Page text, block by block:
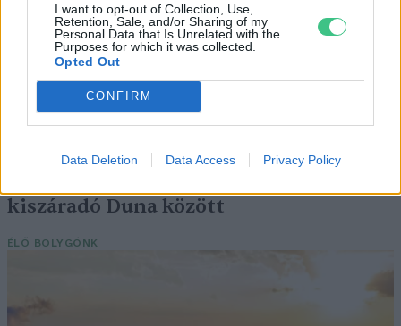
I want to opt-out of Collection, Use,
Retention, Sale, and/or Sharing of my
Personal Data that Is Unrelated with the
Purposes for which it was collected.
Opted Out
CONFIRM
Data Deletion Data Access Privacy Policy
Történelmi aszály sújtja Nagy-
Britanniát is
SZEMLE
Elképesztő felvétel mutatja meg,
kiszáradó Duna között
ÉLŐ BOLYGÓNK